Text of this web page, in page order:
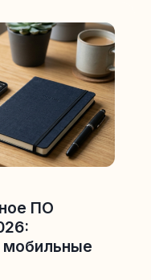
ПО
мобильные